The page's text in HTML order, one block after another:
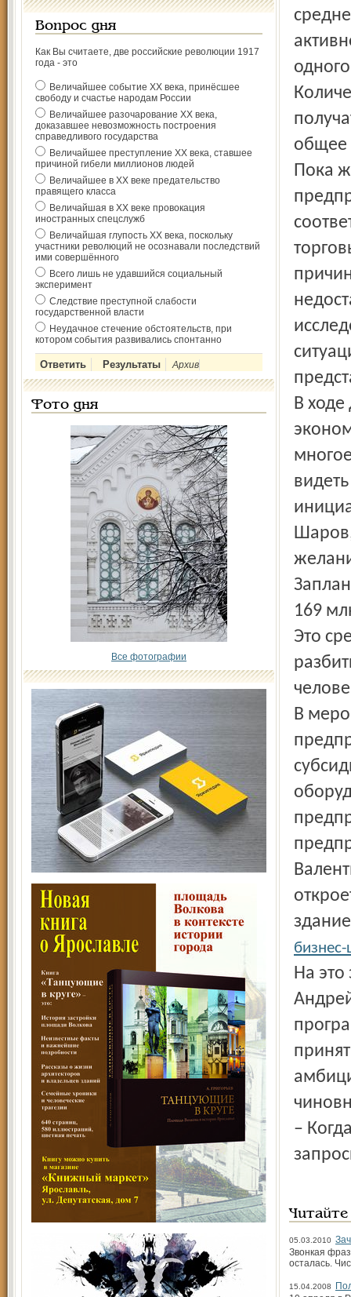
Вопрос дня
Как Вы считаете, две российские революции 1917
года - это
Величайшее событие ХХ века, принёсшее
свободу и счастье народам России
Величайшее разочарование ХХ века,
доказавшее невозможность построения
справедливого государства
Величайшее преступление ХХ века, ставшее
причиной гибели миллионов людей
Величайшее в ХХ веке предательство
правящего класса
Величайшая в ХХ веке провокация
иностранных спецслужб
Величайшая глупость ХХ века, поскольку
участники революций не осознавали последствий
ими совершённого
Всего лишь не удавшийся социальный
эксперимент
Следствие преступной слабости
государственной власти
Неудачное стечение обстоятельств, при
котором события развивались спонтанно
Архив
Фото дня
Все фотографии
общее
Пока
В ходе
Шаров,
169
Это
В
бизнес-
На
–
05.03.2010
Звонкая
осталась.
15.04.2008